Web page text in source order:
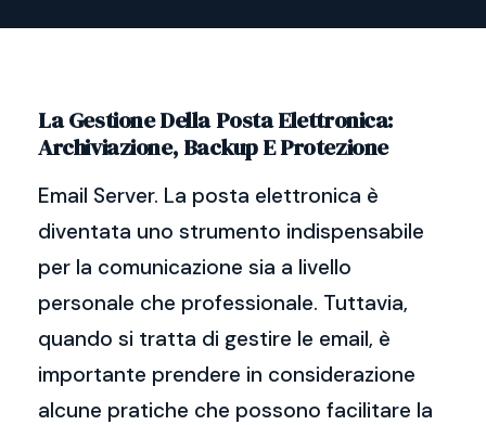
La Gestione Della Posta Elettronica:
Archiviazione, Backup E Protezione
Email Server. La posta elettronica è
diventata uno strumento indispensabile
per la comunicazione sia a livello
personale che professionale. Tuttavia,
quando si tratta di gestire le email, è
importante prendere in considerazione
alcune pratiche che possono facilitare la